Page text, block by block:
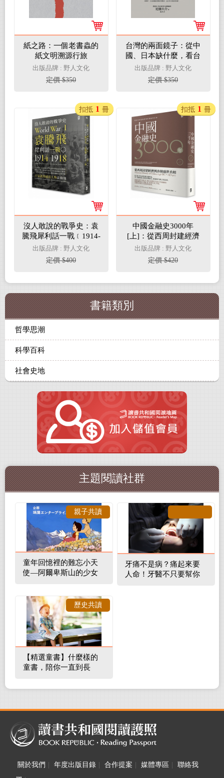
紙之路：一個老書蟲的
紙文明溯源行旅
出版品牌 : 野人文化
定價 $350
台灣的兩面鏡子：從中
國、日本缺什麼，看台
灣如何加強競爭力
出版品牌 : 野人文化
定價 $350
沒人敢說的戰爭史：袁
騰飛犀利話一戰﹝1914-
1918年﹞
出版品牌 : 野人文化
定價 $400
扣抵 1 冊
中國金融史3000年
[上]：從西周封建經濟
到唐朝盛世真相
出版品牌 : 野人文化
定價 $420
扣抵 1 冊
書籍類別
哲學思潮
科學百科
社會史地
主題閱讀社群
童年回憶裡的難忘小天
使—阿爾卑斯山的少女
親子共讀
牙痛不是病？痛起來要
人命！牙醫不只要幫你
【精選童書】什麼樣的
童書，陪你一直到長
歷史共讀
關於我們 年度出版目錄 合作提案 媒體專區
聯絡我